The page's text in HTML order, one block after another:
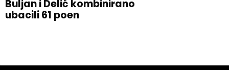
Buljan i Delić kombinirano
ubacili 61 poen